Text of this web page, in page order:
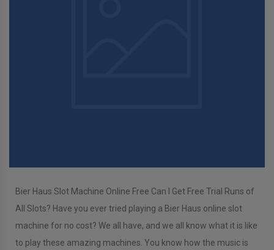
Bier Haus Slot Machine Online Free Can I Get Free Trial Runs of
All Slots? Have you ever tried playing a Bier Haus online slot
machine for no cost? We all have, and we all know what it is like
to play these amazing machines. You know how the music is